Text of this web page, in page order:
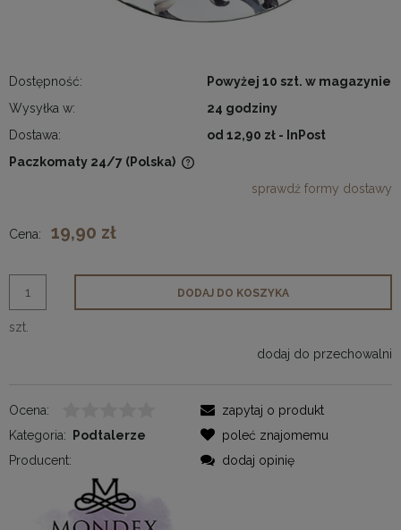
Dostępność:
Powyżej 10 szt. w magazynie
Wysyłka w:
24 godziny
Dostawa:
od 12,90 zł - InPost
Paczkomaty 24/7 (Polska)
sprawdź formy dostawy
Cena: 19,90 zł
szt.
DODAJ DO KOSZYKA
dodaj do przechowalni
Ocena:
Kategoria:
Podtalerze
Producent:
zapytaj o produkt
poleć znajomemu
dodaj opinię